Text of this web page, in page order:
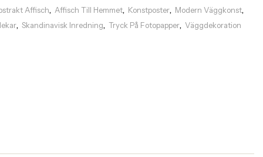
Affisch,Affisch Till Hemmet, Konstposter, Modern Väggkonst,
,Skandinavisk Inredning, Tryck På Fotopapper, Väggdekoration